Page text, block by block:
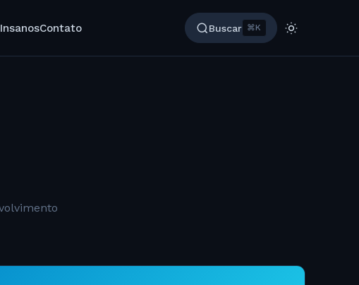
Contato Buscar ⌘K